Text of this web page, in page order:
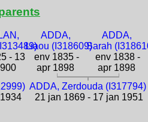
- 13
ADDA,
Liaou (I318609)
env 1835 -
apr 1898
ADDA,
Sarah
env 1838 -
apr 1898
ADDA, Zerdouda (I317794)
21 jan 1869 - 17 jan 1951